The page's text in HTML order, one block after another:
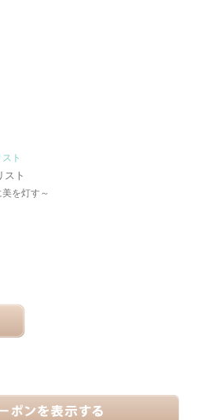
ト
スト
美を灯す～